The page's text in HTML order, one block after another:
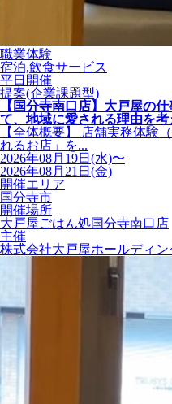
職業体験
宿泊,飲食サービス
平日開催
提案(企業課題型)
【国分寺南口店】大戸屋の
て、地域に愛される理由を
【全体概要】 店舗実務体験
れるお店」を...
2026年08月19日(水)〜
2026年08月21日(金)
開催エリア
国分寺市
開催場所
大戸屋ごはん処国分寺南口店
主催
株式会社大戸屋ホールディン